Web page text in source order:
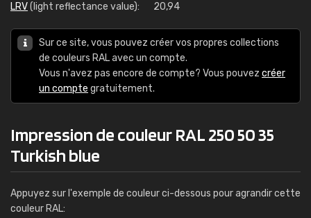
LRV(light reflectance value): 20,94
Sur ce site, vous pouvez créer vos propres collections
de couleurs RAL avec un compte.
Vous n'avez pas encore de compte? Vous pouvez créer
un compte gratuitement.
Impression de couleur RAL 250 50 35
Turkish blue
Appuyez sur l'exemple de couleur ci-dessous pour agrandir cette
couleur RAL: